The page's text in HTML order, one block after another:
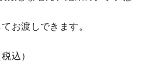
お渡しできます。
込）